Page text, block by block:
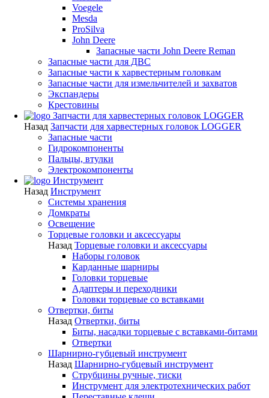
Voegele
Mesda
ProSilva
John Deere
Запасные части John Deere Reman
Запасные части для ДВС
Запасные части к харвестерным головкам
Запасные части для измельчителей и захватов
Экспандеры
Крестовины
Запчасти для харвестерных головок LOGGER
Назад Запчасти для харвестерных головок LOGGER
Запасные части
Гидрокомпоненты
Пальцы, втулки
Электрокомпоненты
Инструмент
Назад Инструмент
Системы хранения
Домкраты
Освещение
Торцевые головки и аксессуары
Назад Торцевые головки и аксессуары
Наборы головок
Карданные шарниры
Головки торцевые
Адаптеры и переходники
Головки торцевые со вставками
Отвертки, биты
Назад Отвертки, биты
Биты, насадки торцевые с вставками-битами
Отвертки
Шарнирно-губцевый инструмент
Назад Шарнирно-губцевый инструмент
Струбцины ручные, тиски
Инструмент для электротехнических работ